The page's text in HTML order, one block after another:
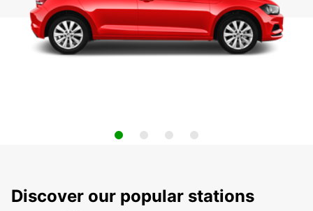
Discover our popular stations